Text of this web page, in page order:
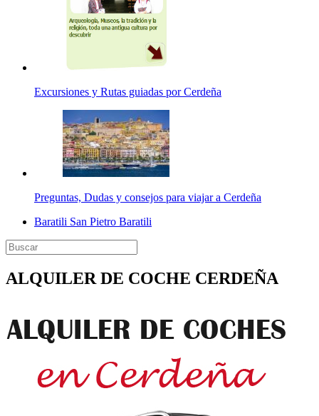
Excursiones y Rutas guiadas por Cerdeña
Preguntas, Dudas y consejos para viajar a Cerdeña
Baratili San Pietro Baratili
ALQUILER DE COCHE CERDEÑA